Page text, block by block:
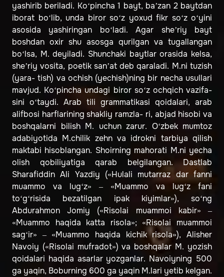
yashirib beriladi. Ko‘pincha 1 bayt, baʼzan 2 baytdan
iborat bo‘lib, unda biror so‘z yoxud fikr so‘z o‘yini
asosida yashiringan bo‘ladi. Agar sheʼriy bayt
boshdan oxir shu asosga qurilgan va tugallangan
bo‘lsa, M. deyiladi. Shunchaki baytlar orasida kelsa,
sheʼriy vosita, poetik sanʼat deb qaraladi. M.ni tuzish
(yara- tish) va ochish (yechish)ning bir necha usullari
mavjud. Ko‘pincha undagi biror so‘z ochqich vazifa-
sini o‘taydi. Arab tili grammatikasi qoidalari, arab
alifbosi harflarining shakliy ramzla- ri, abjad hisobi va
boshqalarni bilish M. uchun zarur. O‘zbek mumtoz
adabiyotida M.chilik zehn va idrokni tarbiya qilish
maktabi hisoblangan. Shoirning mahorati M.ni yecha
olish qobiliyatiga qarab belgilangan. Dastlab
Sharafiddin Ali Yazdiy («Hulali mutarraz dar fanni
muammo va lug‘z» – «Muammo va lug‘z fani
to‘g‘risida bezatilgan ipak kiyimlar»), so‘ng
Abdurahmon Jomiy («Risolai muammoi kabir» –
«Muammo haqida katta risola»; «Risolai muammoi
sag‘ir» – «Muammo haqida kichik risola»), Alisher
Navoiy («Risolai mufradot») va boshqalar M. yozish
qoidalari haqida asarlar yozganlar. Navoiyning 500
ga yaqin, Boburning 600 ga yaqin M.lari yetib kelgan.